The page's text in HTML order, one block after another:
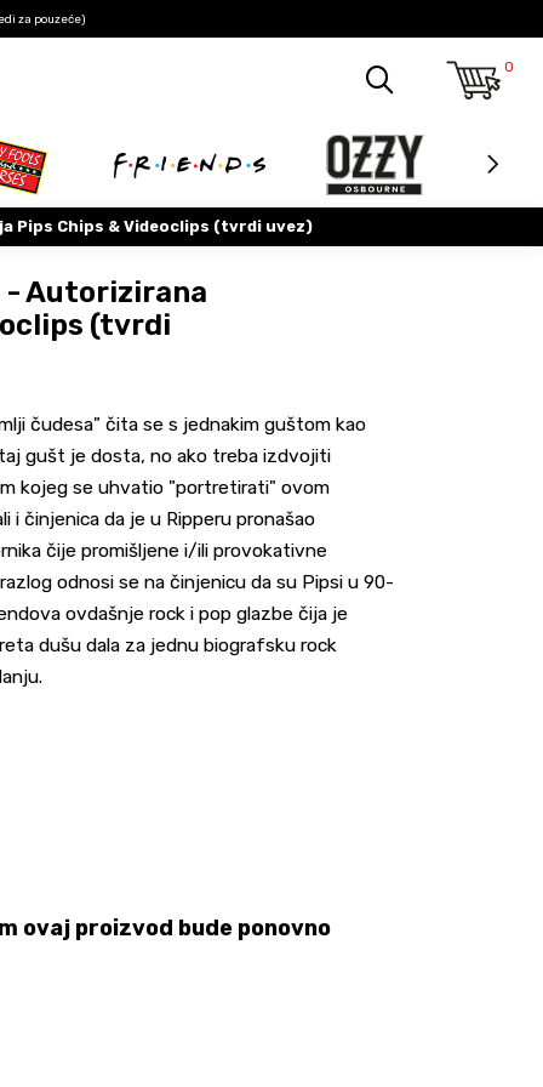
za pouzeće)
0
Pips Chips & Videoclips (tvrdi uvez)
- Autorizirana
(tvrdi
čudesa" čita se s jednakim guštom kao
gušt je dosta, no ako treba izdvojiti
kojeg se uhvatio "portretirati" ovom
i činjenica da je u Ripperu pronašao
čije promišljene i/ili provokativne
odnosi se na činjenicu da su Pipsi u 90-
ovdašnje rock i pop glazbe čija je
dušu dala za jednu biografsku rock
ovaj proizvod bude ponovno